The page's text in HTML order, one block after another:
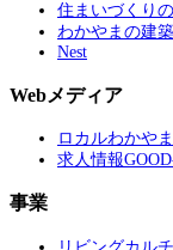
住まいづくり
わかやまの建
Nest
Webメディア
ロカルわかやま
求人情報
事業